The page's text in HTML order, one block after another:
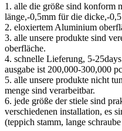
1. alle die größe sind konform
länge,-0,5mm für die dicke,-
2. eloxiertem Aluminium
3. alle unsere produkte sind
oberfläche.
4. schnelle Lieferung, 5-
ausgabe ist 200,000-300,000
5. alle unsere produkte nicht
menge sind verarbeitbar.
6. jede größe der stiele sind
verschiedenen installation, es
(teppich stamm, lange